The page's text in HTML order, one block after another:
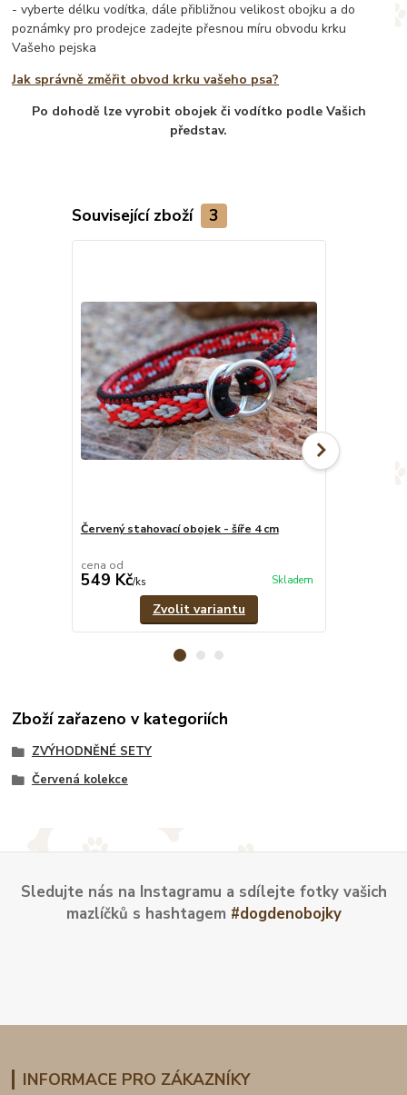
- vyberte délku vodítka, dále přibližnou velikost obojku a do
poznámky pro prodejce zadejte přesnou míru obvodu krku
Vašeho pejska
Jak správně změřit obvod krku vašeho psa?
Po dohodě lze vyrobit obojek či vodítko podle Vašich
představ.
Související zboží 3
Červený stahovací obojek - šíře 4 cm
cena od
549 Kč/ks Skladem
Zvolit variantu
Zboží zařazeno v kategoriích
ZVÝHODNĚNÉ SETY
Červená kolekce
Sledujte nás na Instagramu a sdílejte fotky vašich
mazlíčků s hashtagem #dogdenobojky
INFORMACE PRO ZÁKAZNÍKY